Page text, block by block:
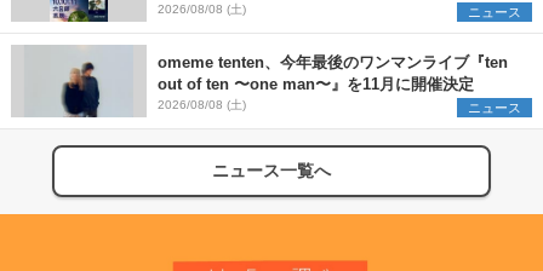
SCOOBIE DO、かりゆし58、Reiを発表
2026/08/08 (土) ニュース
omeme tenten、今年最後のワンマンライブ『ten
out of ten 〜one man〜』を11月に開催決定
2026/08/08 (土) ニュース
ニュース一覧へ